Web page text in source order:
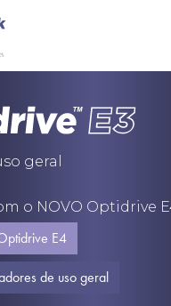
geral
o NOVO Optidrive
E4
de uso geral